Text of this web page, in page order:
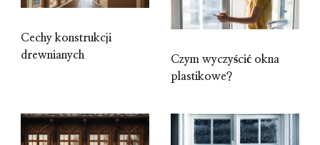
Cechy konstrukcji
drewnianych
Czym wyczyścić okna
plastikowe?